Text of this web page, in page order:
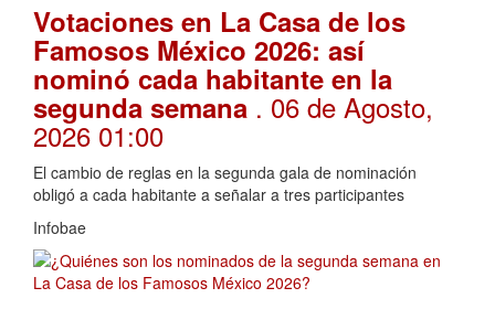
Votaciones en La Casa de los
Famosos México 2026: así
nominó cada habitante en la
segunda semana . 06 de Agosto,
2026 01:00
El cambio de reglas en la segunda gala de nominación
obligó a cada habitante a señalar a tres participantes
Infobae